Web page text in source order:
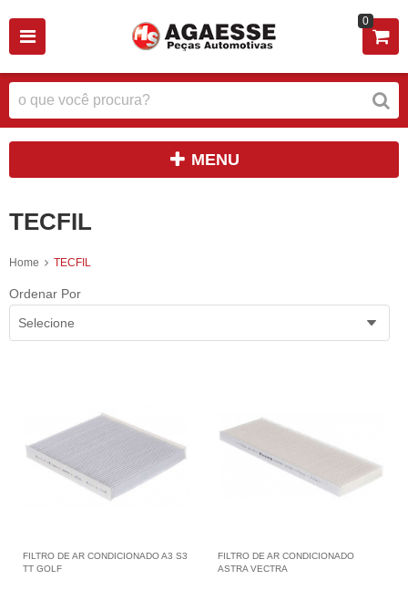
0
MENU
TECFIL
Home TECFIL
Ordenar Por
Selecione
FILTRO DE AR CONDICIONADO A3 S3
TT GOLF
FILTRO DE AR CONDICIONADO
ASTRA VECTRA